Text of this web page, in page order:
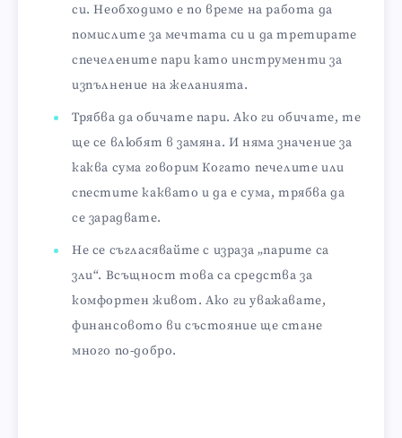
си. Необходимо е по време на работа да
помислите за мечтата си и да третирате
спечелените пари като инструменти за
изпълнение на желанията.
Трябва да обичате пари. Ако ги обичате, те
ще се влюбят в замяна. И няма значение за
каква сума говорим Когато печелите или
спестите каквато и да е сума, трябва да
се зарадвате.
Не се съгласявайте с израза „парите са
зли“. Всъщност това са средства за
комфортен живот. Ако ги уважавате,
финансовото ви състояние ще стане
много по-добро.